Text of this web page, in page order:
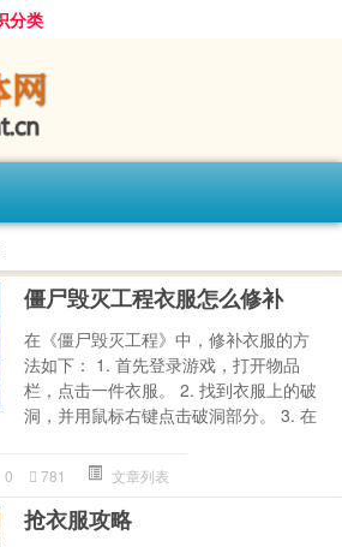
分类
僵尸毁灭工程衣服怎么修补
在《僵尸毁灭工程》中，修补衣服的方
法如下： 1. 首先登录游戏，打开物品
栏，点击一件衣服。 2. 找到衣服上的破
洞，并用鼠标右键点击破洞部分。 3. 在
0 781 文章列表
抢衣服攻略